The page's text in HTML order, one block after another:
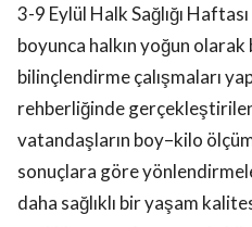
Saklıdır.
3-9 Eylül Halk Sağlığı
boyunca halkın yoğun
bilinçlendirme çalışmaları
rehberliğinde
vatandaşların boy–kilo
sonuçlara göre
daha sağlıklı bir yaşam